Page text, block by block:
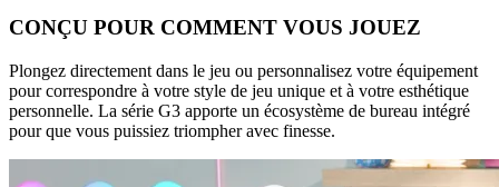
CONÇU POUR COMMENT VOUS JOUEZ
Plongez directement dans le jeu ou personnalisez votre équipement
pour correspondre à votre style de jeu unique et à votre esthétique
personnelle. La série G3 apporte un écosystème de bureau intégré
pour que vous puissiez triompher avec finesse.